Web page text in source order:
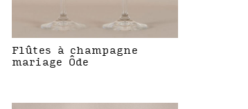
Flûtes à champagne
mariage Ôde